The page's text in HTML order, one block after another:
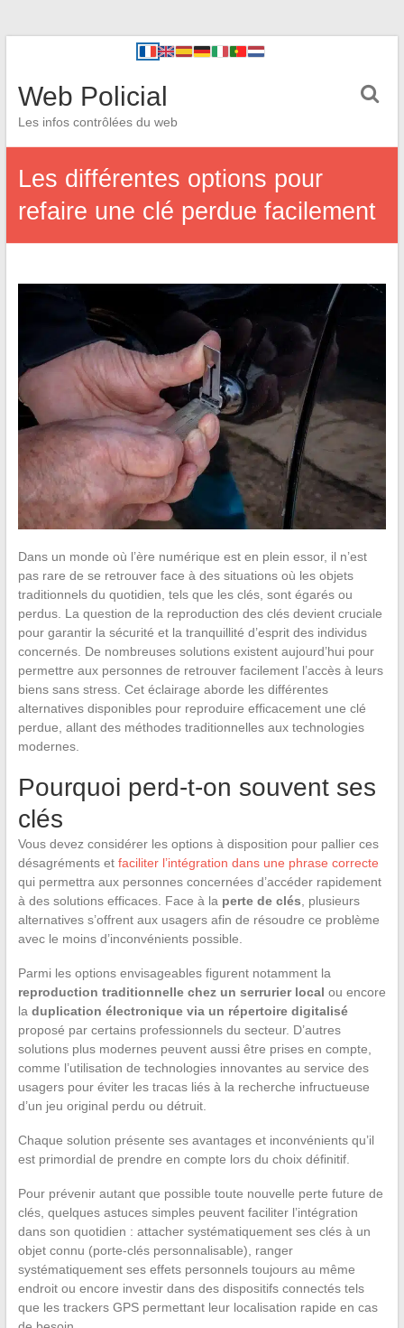
Web Policial
Les infos contrôlées du web
Les différentes options pour
refaire une clé perdue facilement
Dans un monde où l’ère numérique est en plein essor, il n’est
pas rare de se retrouver face à des situations où les objets
traditionnels du quotidien, tels que les clés, sont égarés ou
perdus. La question de la reproduction des clés devient cruciale
pour garantir la sécurité et la tranquillité d’esprit des individus
concernés. De nombreuses solutions existent aujourd’hui pour
permettre aux personnes de retrouver facilement l’accès à leurs
biens sans stress. Cet éclairage aborde les différentes
alternatives disponibles pour reproduire efficacement une clé
perdue, allant des méthodes traditionnelles aux technologies
modernes.
Pourquoi perd-t-on souvent ses
clés
Vous devez considérer les options à disposition pour pallier ces
désagréments et faciliter l’intégration dans une phrase correcte
qui permettra aux personnes concernées d’accéder rapidement
à des solutions efficaces. Face à la perte de clés, plusieurs
alternatives s’offrent aux usagers afin de résoudre ce problème
avec le moins d’inconvénients possible.
Parmi les options envisageables figurent notamment la
reproduction traditionnelle chez un serrurier local ou encore
la duplication électronique via un répertoire digitalisé
proposé par certains professionnels du secteur. D’autres
solutions plus modernes peuvent aussi être prises en compte,
comme l’utilisation de technologies innovantes au service des
usagers pour éviter les tracas liés à la recherche infructueuse
d’un jeu original perdu ou détruit.
Chaque solution présente ses avantages et inconvénients qu’il
est primordial de prendre en compte lors du choix définitif.
Pour prévenir autant que possible toute nouvelle perte future de
clés, quelques astuces simples peuvent faciliter l’intégration
dans son quotidien : attacher systématiquement ses clés à un
objet connu (porte-clés personnalisable), ranger
systématiquement ses effets personnels toujours au même
endroit ou encore investir dans des dispositifs connectés tels
que les trackers GPS permettant leur localisation rapide en cas